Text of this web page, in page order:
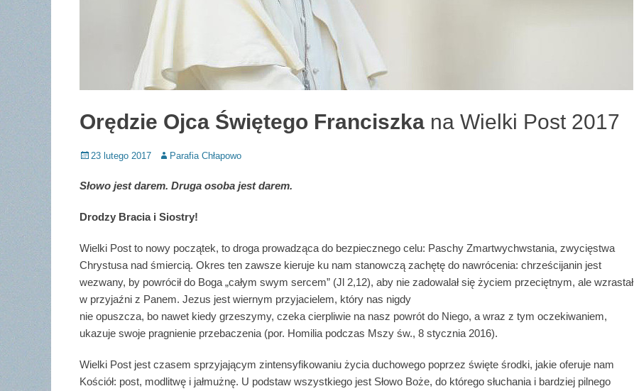
Orędzie Ojca Świętego Franciszka na Wielki Post 2017
Posted
23 lutego 2017 Author
Parafia Chłapowo
Słowo jest darem. Druga osoba jest darem.
Drodzy Bracia i Siostry!
Wielki Post to nowy początek, to droga prowadząca do bezpiecznego celu: Paschy Zmartwychwstania, zwycięstwa
Chrystusa nad śmiercią. Okres ten zawsze kieruje ku nam stanowczą zachętę do nawrócenia: chrześcijanin jest
wezwany, by powrócił do Boga „całym swym sercem” (Jl 2,12), aby nie zadowalał się życiem przeciętnym, ale wzrastał
w przyjaźni z Panem. Jezus jest wiernym przyjacielem, który nas nigdy
nie opuszcza, bo nawet kiedy grzeszymy, czeka cierpliwie na nasz powrót do Niego, a wraz z tym oczekiwaniem,
ukazuje swoje pragnienie przebaczenia (por. Homilia podczas Mszy św., 8 stycznia 2016).
Wielki Post jest czasem sprzyjającym zintensyfikowaniu życia duchowego poprzez święte środki, jakie oferuje nam
Kościół: post, modlitwę i jałmużnę. U podstaw wszystkiego jest Słowo Boże, do którego słuchania i bardziej pilnego